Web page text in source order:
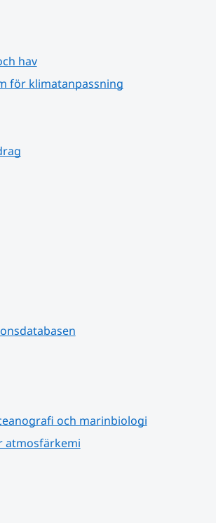
hav
för klimatanpassning
annan webbplats.
och marinbiologi
atmosfärkemi